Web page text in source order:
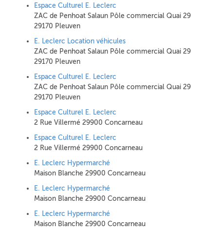
Espace Culturel E. Leclerc
ZAC de Penhoat Salaun Pôle commercial Quai 29
29170 Pleuven
E. Leclerc Location véhicules
ZAC de Penhoat Salaun Pôle commercial Quai 29
29170 Pleuven
Espace Culturel E. Leclerc
ZAC de Penhoat Salaun Pôle commercial Quai 29
29170 Pleuven
Espace Culturel E. Leclerc
2 Rue Villermé 29900 Concarneau
Espace Culturel E. Leclerc
2 Rue Villermé 29900 Concarneau
E. Leclerc Hypermarché
Maison Blanche 29900 Concarneau
E. Leclerc Hypermarché
Maison Blanche 29900 Concarneau
E. Leclerc Hypermarché
Maison Blanche 29900 Concarneau